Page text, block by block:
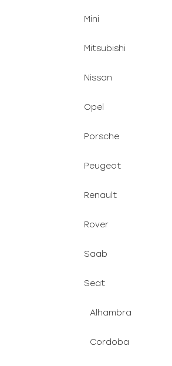
Mini
Mitsubishi
Nissan
Opel
Porsche
Peugeot
Renault
Rover
Saab
Seat
Alhambra
Cordoba